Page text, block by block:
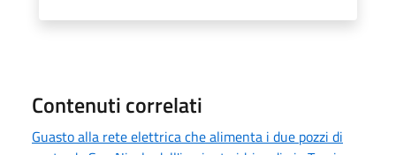
Contenuti correlati
Guasto alla rete elettrica che alimenta i due pozzi di